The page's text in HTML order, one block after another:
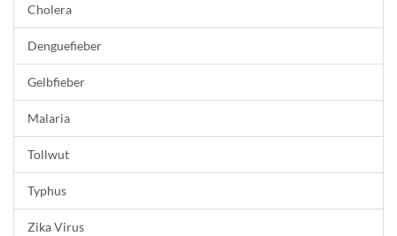
Cholera
Denguefieber
Gelbfieber
Malaria
Tollwut
Typhus
Zika Virus